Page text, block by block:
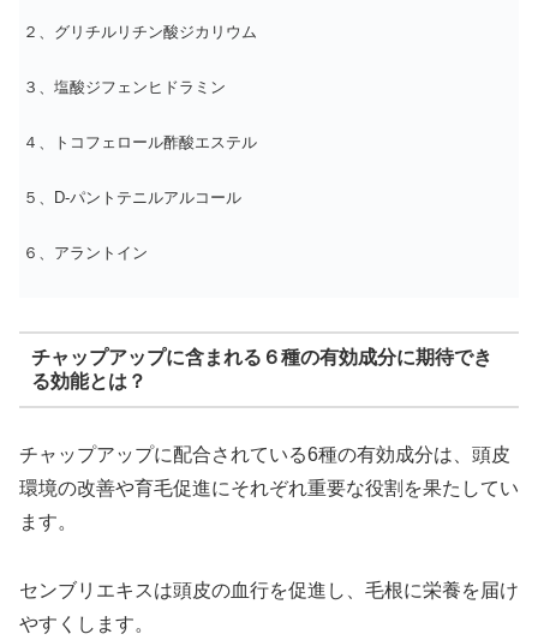
２、グリチルリチン酸ジカリウム
３、塩酸ジフェンヒドラミン
４、トコフェロール酢酸エステル
５、D-パントテニルアルコール
６、アラントイン
チャップアップに含まれる６種の有効成分に期待でき
る効能とは？
チャップアップに配合されている6種の有効成分は、頭皮
環境の改善や育毛促進にそれぞれ重要な役割を果たしてい
ます。
センブリエキスは頭皮の血行を促進し、毛根に栄養を届け
やすくします。